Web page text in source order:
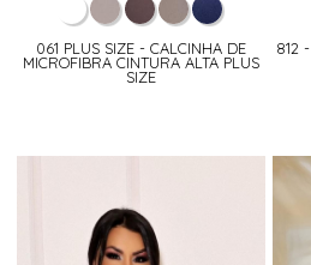
061 PLUS SIZE - CALCINHA DE
MICROFIBRA CINTURA ALTA PLUS
SIZE
812